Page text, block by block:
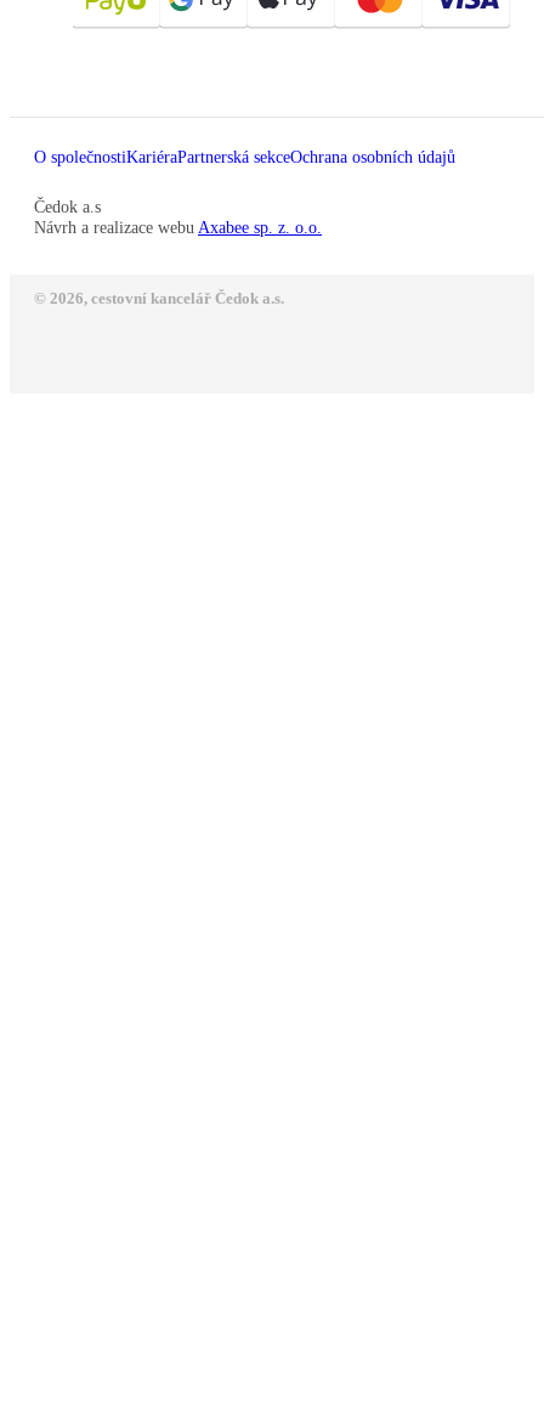
O společnostiKariéraPartnerská sekceOchrana osobních údajů
Čedok a.s
Návrh a realizace webu Axabee sp. z. o.o.
© 2026, cestovní kancelář Čedok a.s.